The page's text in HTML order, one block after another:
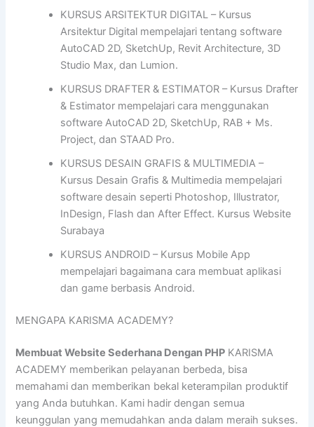
KURSUS ARSITEKTUR DIGITAL – Kursus
Arsitektur Digital mempelajari tentang software
AutoCAD 2D, SketchUp, Revit Architecture, 3D
Studio Max, dan Lumion.
KURSUS DRAFTER & ESTIMATOR – Kursus Drafter
& Estimator mempelajari cara menggunakan
software AutoCAD 2D, SketchUp, RAB + Ms.
Project, dan STAAD Pro.
KURSUS DESAIN GRAFIS & MULTIMEDIA –
Kursus Desain Grafis & Multimedia mempelajari
software desain seperti Photoshop, Illustrator,
InDesign, Flash dan After Effect. Kursus Website
Surabaya
KURSUS ANDROID – Kursus Mobile App
mempelajari bagaimana cara membuat aplikasi
dan game berbasis Android.
MENGAPA KARISMA ACADEMY?
Membuat Website Sederhana Dengan PHP KARISMA
ACADEMY memberikan pelayanan berbeda, bisa
memahami dan memberikan bekal keterampilan produktif
yang Anda butuhkan. Kami hadir dengan semua
keunggulan yang memudahkan anda dalam meraih sukses.